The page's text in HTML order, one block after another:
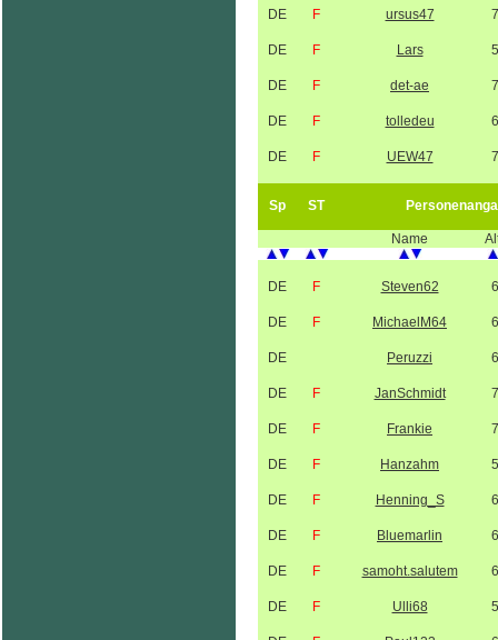
DE F ursus47
DE F Lars
DE F det-ae
DE F tolledeu
DE F UEW47
Sp ST
Name
DE F Steven62
DE F MichaelM64
DE Peruzzi
DE F JanSchmidt
DE F Frankie
DE F Hanzahm
DE F Henning_S
DE F Bluemarlin
DE F samoht.salutem
DE F Ulli68